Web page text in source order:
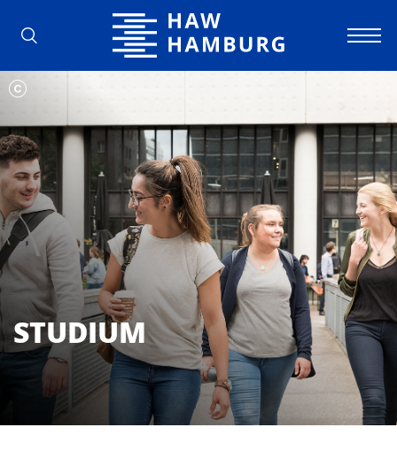
Hochschule für Angewandte
STUDIUM